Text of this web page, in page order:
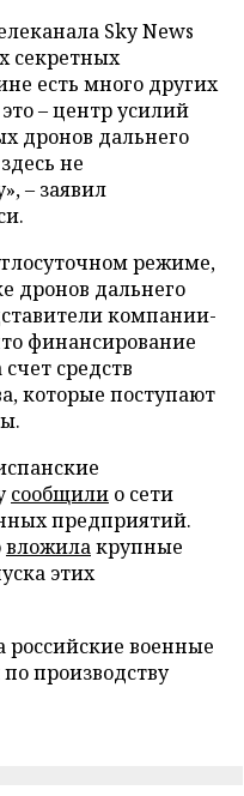
Sky News
секретных
есть много других
– центр усилий
дронов дальнего
не
– заявил
режиме,
дронов дальнего
компании-
финансирование
средств
которые поступают
сообщили о сети
предприятий.
вложилакрупные
этих
российские военные
производству